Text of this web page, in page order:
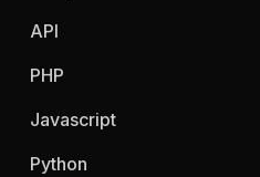
API
PHP
Javascript
Python